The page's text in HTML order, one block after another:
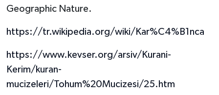
Geographic Nature.
https://tr.wikipedia.org/wiki/Kar%C4%B1nca
https://www.kevser.org/arsiv/Kurani-
Kerim/kuran-
mucizeleri/Tohum%20Mucizesi/25.htm